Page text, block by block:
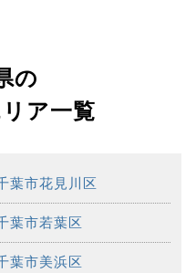
の
ア一覧
葉市花見川区
葉市若葉区
葉市美浜区